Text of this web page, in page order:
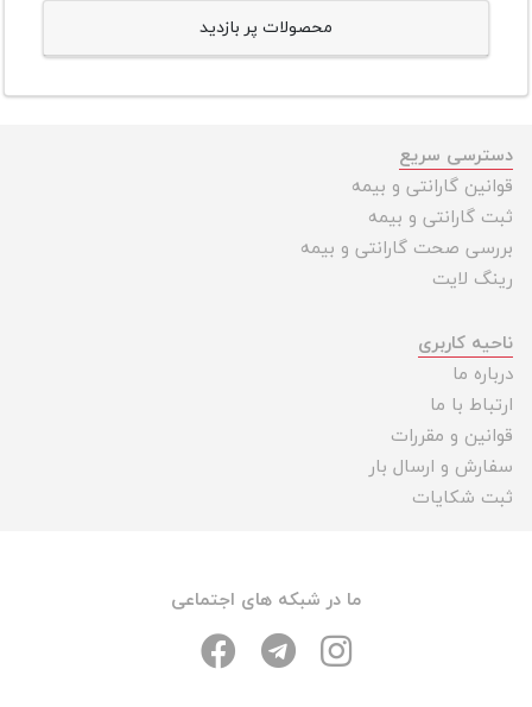
محصولات پر بازدید
دسترسی سریع
قوانین گارانتی و بیمه
ثبت گارانتی و بیمه
بررسی صحت گارانتی و بیمه
رینگ لایت
ناحیه کاربری
درباره ما
ارتباط با ما
قوانین و مقررات
سفارش و ارسال بار
ثبت شکایات
ما در شبکه های اجتماعی